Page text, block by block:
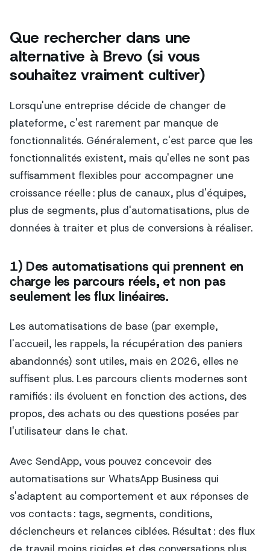
Que rechercher dans une
alternative à Brevo (si vous
souhaitez vraiment cultiver)
Lorsqu'une entreprise décide de changer de
plateforme, c'est rarement par manque de
fonctionnalités. Généralement, c'est parce que les
fonctionnalités existent, mais qu'elles ne sont pas
suffisamment flexibles pour accompagner une
croissance réelle : plus de canaux, plus d'équipes,
plus de segments, plus d'automatisations, plus de
données à traiter et plus de conversions à réaliser.
1) Des automatisations qui prennent en
charge les parcours réels, et non pas
seulement les flux linéaires.
Les automatisations de base (par exemple,
l'accueil, les rappels, la récupération des paniers
abandonnés) sont utiles, mais en 2026, elles ne
suffisent plus. Les parcours clients modernes sont
ramifiés : ils évoluent en fonction des actions, des
propos, des achats ou des questions posées par
l'utilisateur dans le chat.
Avec SendApp, vous pouvez concevoir des
automatisations sur WhatsApp Business qui
s'adaptent au comportement et aux réponses de
vos contacts : tags, segments, conditions,
déclencheurs et relances ciblées. Résultat : des flux